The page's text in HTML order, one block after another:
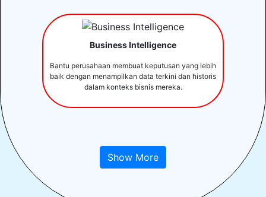
Business Intelligence
Bantu perusahaan membuat keputusan yang lebih
baik dengan menampilkan data terkini dan historis
dalam konteks bisnis mereka.
Show More